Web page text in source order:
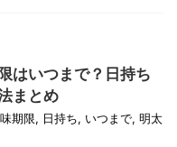
はいつまで？日持ち
まとめ
期限, 日持ち, いつまで, 明太